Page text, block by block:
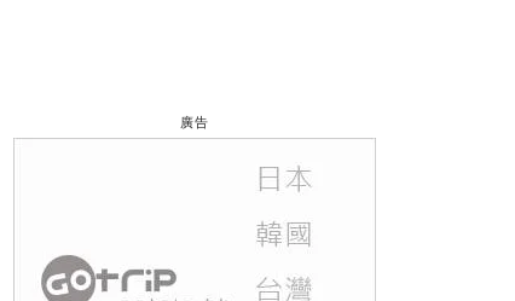
廣告